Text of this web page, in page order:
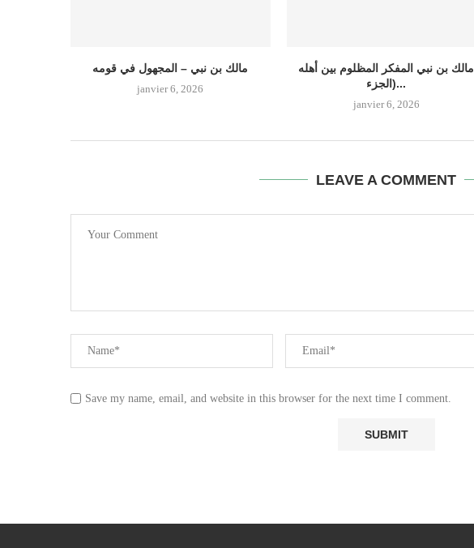
مالك بن نبي – المجهول في قومه
janvier 6, 2026
مالك بن نبي المفكر المظلوم بين أهله
(الجزء...
janvier 6, 2026
LEAVE A COMMENT
Save my name, email, and website in this browser for the next time I comment.